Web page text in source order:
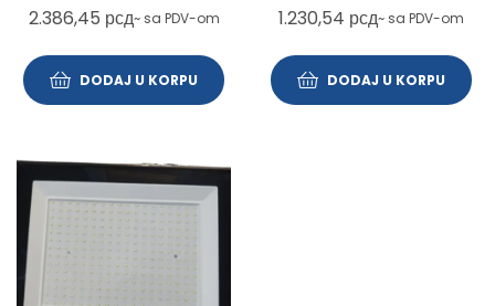
2.386,45 рсд~ sa PDV-om
DODAJ U KORPU
1.230,54 рсд~ sa PDV-om
DODAJ U KORPU